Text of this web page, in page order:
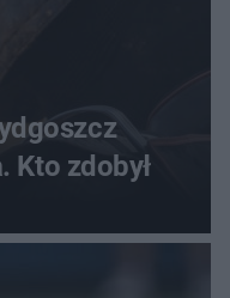
Kto zdobył